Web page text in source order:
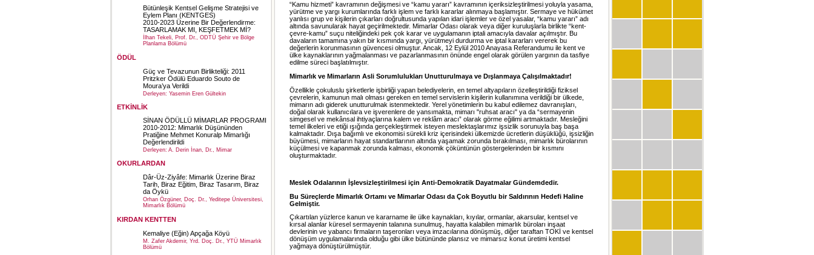
Bütünleşik Kentsel Gelişme Stratejisi ve
Eylem Planı (KENTGES)
2010-2023 Üzerine Bir Değerlendirme:
TASARLAMAK MI, KEŞFETMEK Mİ?
İlhan Tekeli, Prof. Dr., ODTÜ Şehir ve Bölge
Planlama Bölümü
ÖDÜL
Güç ve Tevazunun Birlikteliği: 2011
Pritzker Ödülü Eduardo Souto de
Moura’ya Verildi
Derleyen: Yasemin Eren Gültekin
ETKİNLİK
SİNAN ÖDÜLLÜ MİMARLAR PROGRAMI
2010-2012: Mimarlık Düşününden
Pratiğine Mehmet Konuralp Mimarlığı
Değerlendirildi
Derleyen: A. Derin İnan, Dr., Mimar
OKURLARDAN
Dâr-Üz-Ziyâfe: Mimarlık Üzerine Biraz
Tarih, Biraz Eğitim, Biraz Tasarım, Biraz
da Öykü
Orhan Özgüner, Doç. Dr., Yeditepe Üniversitesi,
Mimarlık Bölümü
KIRDAN KENTTEN
Kemaliye (Eğin) Apçağa Köyü
M. Zafer Akdemir, Yrd. Doç. Dr., YTÜ Mimarlık
Bölümü
“Kamu hizmeti” kavramının değişmesi ve “kamu yararı” kavramının içeriksizleştirilmesi yoluyla yasama,
yürütme ve yargı kurumlarında farklı işlem ve farklı kararlar alınmaya başlamıştır. Sermaye ve hükümet
yanlısı grup ve kişilerin çıkarları doğrultusunda yapılan idari işlemler ve özel yasalar, “kamu yararı” adı
altında savunularak hayat geçirilmektedir. Mimarlar Odası olarak veya diğer kuruluşlarla birlikte “kent-
çevre-kamu” suçu niteliğindeki pek çok karar ve uygulamanın iptali amacıyla davalar açılmıştır. Bu
davaların tamamına yakın bir kısmında yargı, yürütmeyi durdurma ve iptal kararları vererek bu
değerlerin korunmasının güvencesi olmuştur. Ancak, 12 Eylül 2010 Anayasa Referandumu ile kent ve
ülke kaynaklarının yağmalanması ve pazarlanmasının önünde engel olarak görülen yargının da tasfiye
edilme süreci başlatılmıştır.
Mimarlık ve Mimarların Asli Sorumlulukları Unutturulmaya ve Dışlanmaya Çalışılmaktadır!
Özellikle çokuluslu şirketlerle işbirliği yapan belediyelerin, en temel altyapıların özelleştirildiği fiziksel
çevrelerin, ka­munun malı olması gereken en temel servislerin kişilerin kullanımına verildiği bir ülkede,
mimarın adı giderek unutturulmak istenmektedir. Yerel yönetimlerin bu kabul edilemez davranışla­rı,
doğal olarak kullanıcılara ve işverenlere de yansımakta, mimarı "ruhsat aracı" ya da “sermayenin
simgesel ve mekânsal ihtiyaçlarına kalem ve reklâm aracı” olarak görme eğilimi art­maktadır. Mesleğini
temel ilkeleri ve etiği ışığında gerçekleştirmek isteyen meslektaşlarımız işsizlik sorunuyla baş başa
kalmaktadır. Dışa bağımlı ve ekonomisi sürekli kriz içerisindeki ülkemizde ücretlerin düşüklüğü, işsizliğin
büyümesi, mimarların hayat standartlarının altında yaşamak zorunda bırakılması, mimarlık bürolarının
küçülmesi ve kapanmak zorunda kalması, ekonomik çöküntünün göstergelerinden bir kısmını
oluşturmaktadır.
Meslek Odalarının İşlevsizleştirilmesi için Anti-Demokratik Dayatmalar Gündemdedir.
Bu Süreçlerde Mimarlık Ortamı ve Mimarlar Odası da Çok Boyutlu bir Saldırının Hedefi Haline
Gelmiştir.
Çıkartılan yüzlerce kanun ve kararname ile ülke kaynakları, kıyılar, ormanlar, akarsular, kentsel ve
kırsal alanlar küresel sermayenin talanına sunulmuş, hayatta kalabilen mimarlık büroları inşaat
devlerinin ve yabancı firmaların taşeronları veya imzacılarına dönüşmüş, diğer taraftan TOKİ ve kentsel
dönüşüm uygulamalarında olduğu gibi ülke bütününde plansız ve mimarsız konut üretimi kentsel
yağmaya dönüştürülmüştür.